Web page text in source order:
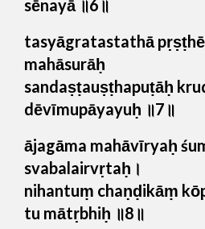
sēnayā ॥6॥
tasyāgratastathā
mahāsurāḥ
sandaṣṭauṣṭhapuṭāḥ
dēvīmupāyayuḥ ॥7॥
ājagāma mahāvīryaḥ
svabalairvṛtaḥ।
nihantuṃ chaṇḍikāṃ
tu mātṛbhiḥ ॥8॥